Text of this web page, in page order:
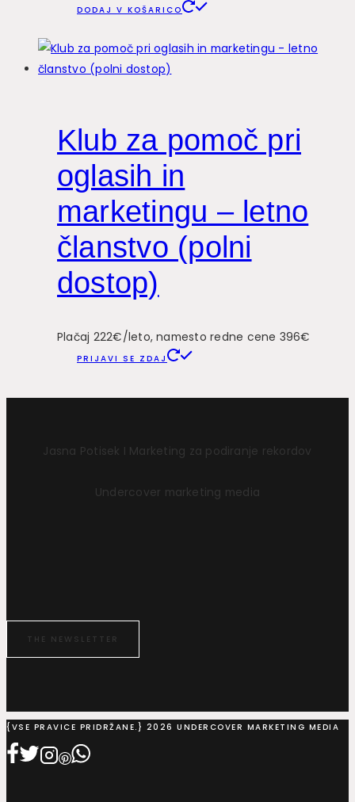
DODAJ V KOŠARICO
Klub za pomoč pri
oglasih in
marketingu – letno
članstvo (polni
dostop)
Plačaj 222€/leto, namesto redne cene 396€
PRIJAVI SE ZDAJ
Jasna Potisek I Marketing za podiranje rekordov
Undercover marketing media
THE NEWSLETTER
{VSE PRAVICE PRIDRŽANE.} 2026 UNDERCOVER MARKETING MEDIA